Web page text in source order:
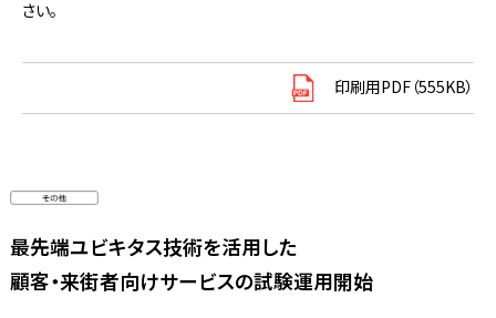
さい。
印刷用PDF（555KB）
最先端ユビキタス技術を活用した
顧客・来街者向けサービスの試験運用開始